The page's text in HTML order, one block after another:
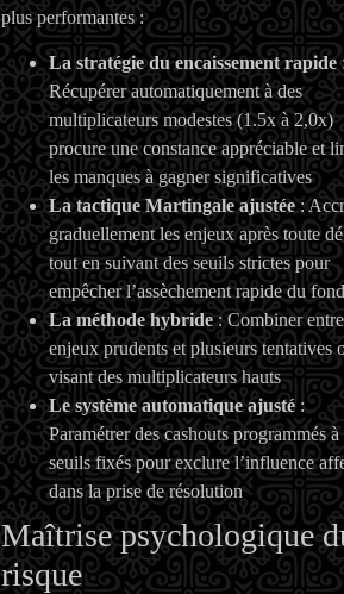
plus performantes :
La stratégie du encaissement rapide
Récupérer automatiquement à des
multiplicateurs modestes (1.5x à 2,0x)
procure une constance appréciable et
les manques à gagner significatives
La tactique Martingale ajustée:
graduellement les enjeux après toute
tout en suivant des seuils strictes pour
empêcher l’assèchement rapide du
La méthode hybride: Combiner entre
enjeux prudents et plusieurs tentatives
visant des multiplicateurs hauts
Le système automatique ajusté :
Paramétrer des cashouts programmés à
seuils fixés pour exclure l’influence
dans la prise de résolution
Maîtrise psychologique
risque